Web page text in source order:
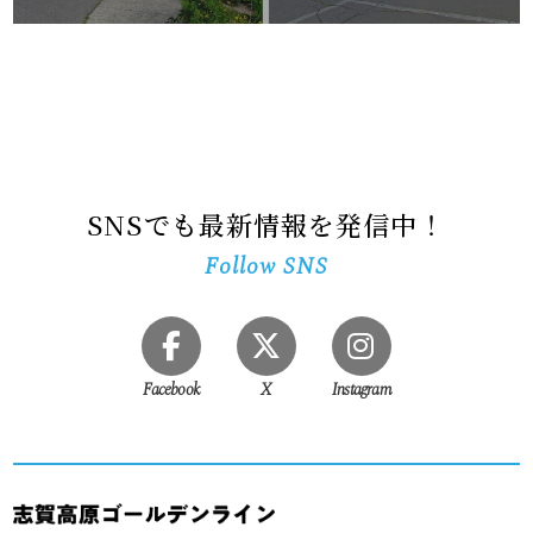
SNSでも最新情報を発信中！
Follow SNS
Facebook X Instagram